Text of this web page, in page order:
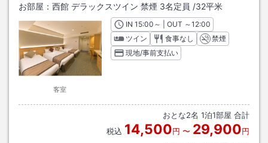
お部屋： 西館 デラックスツイン 禁煙 3名定員 /32平米
客室
INチェックイン
15:00 ～ | OUT チェックアウト
～12:00
ツイン
食事なし
禁煙
現地/事前支払い
おとな2名 1泊1部屋 合計
税込 14,500円 〜 29,900円